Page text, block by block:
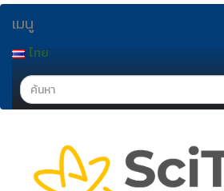
ข้าม
ไป
เนื้อหา
เมนู
ไทย
Search